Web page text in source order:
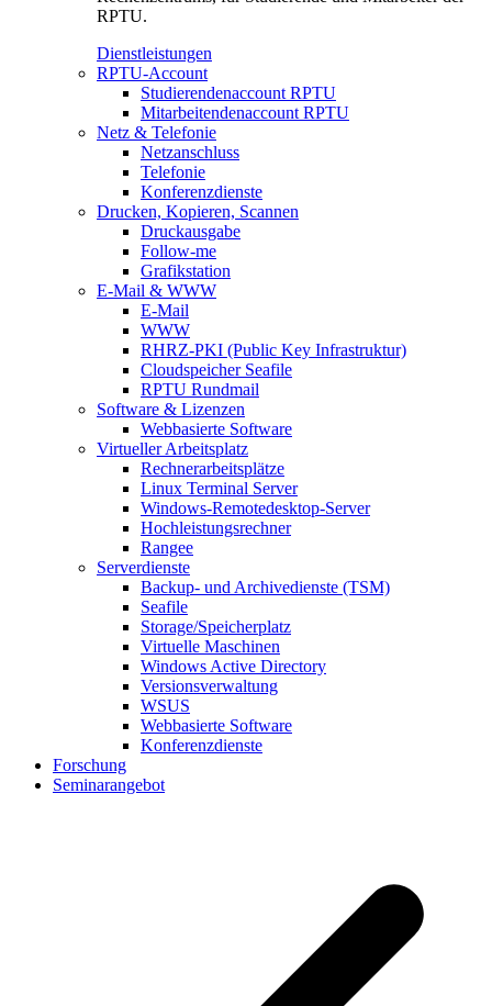
RPTU.
Dienstleistungen
RPTU-Account
Studierendenaccount RPTU
Mitarbeitendenaccount RPTU
Netz & Telefonie
Netzanschluss
Telefonie
Konferenzdienste
Drucken, Kopieren, Scannen
Druckausgabe
Follow-me
Grafikstation
E-Mail & WWW
E-Mail
WWW
RHRZ-PKI (Public Key Infrastruktur)
Cloudspeicher Seafile
RPTU Rundmail
Software & Lizenzen
Webbasierte Software
Virtueller Arbeitsplatz
Rechnerarbeitsplätze
Linux Terminal Server
Windows-Remotedesktop-Server
Hochleistungsrechner
Rangee
Serverdienste
Backup- und Archivedienste (TSM)
Seafile
Storage/Speicherplatz
Virtuelle Maschinen
Windows Active Directory
Versionsverwaltung
WSUS
Webbasierte Software
Konferenzdienste
Forschung
Seminarangebot